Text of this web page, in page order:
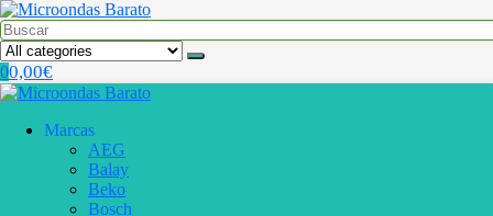
00,00€
Marcas
AEG
Balay
Beko
Bosch